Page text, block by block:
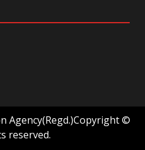
Agency(Regd.)Copyright ©
reserved.